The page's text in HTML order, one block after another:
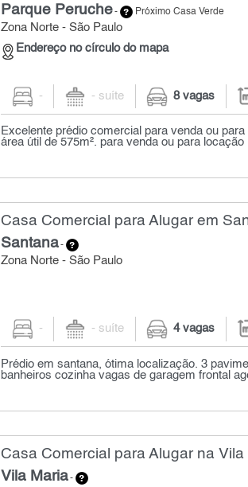
Parque Peruche- Próximo Casa Verde
Zona Norte - São Paulo
Endereço no círculo do mapa
- - suíte 8 vagas
Excelente prédio comercial para venda ou
área útil de 575m². para venda ou para locação
Casa Comercial para Alugar em
Santana-
Zona Norte - São Paulo
- - suíte 4 vagas
Prédio em santana, ótima localização. 3
banheiros cozinha vagas de garagem frontal
Casa Comercial para Alugar na Vila
Vila Maria-